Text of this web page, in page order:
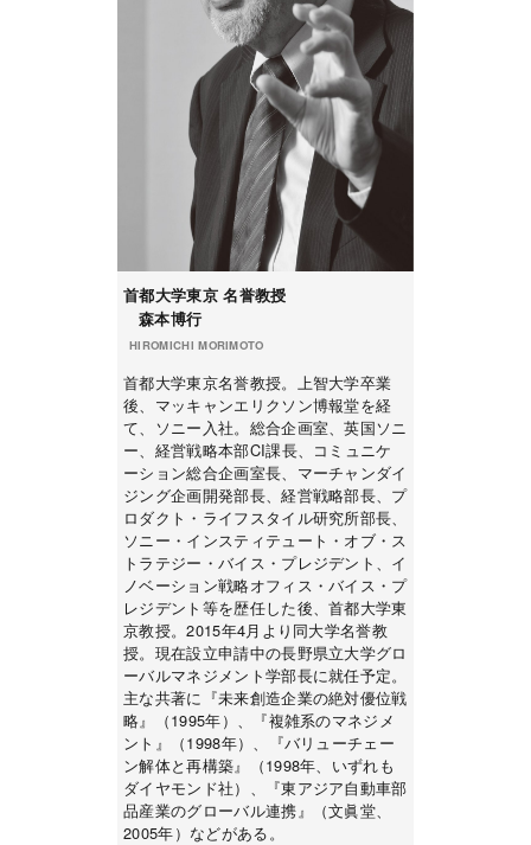
首都大学東京 名誉教授
森本博行
HIROMICHI MORIMOTO
首都大学東京名誉教授。上智大学卒業
後、マッキャンエリクソン博報堂を経
て、ソニー入社。総合企画室、英国ソニ
ー、経営戦略本部CI課長、コミュニケ
ーション総合企画室長、マーチャンダイ
ジング企画開発部長、経営戦略部長、プ
ロダクト・ライフスタイル研究所部長、
ソニー・インスティテュート・オブ・ス
トラテジー・バイス・プレジデント、イ
ノベーション戦略オフィス・バイス・プ
レジデント等を歴任した後、首都大学東
京教授。2015年4月より同大学名誉教
授。現在設立申請中の長野県立大学グロ
ーバルマネジメント学部長に就任予定。
主な共著に『未来創造企業の絶対優位戦
略』（1995年）、『複雑系のマネジメ
ント』（1998年）、『バリューチェー
ン解体と再構築』（1998年、いずれも
ダイヤモンド社）、『東アジア自動車部
品産業のグローバル連携』（文眞堂、
2005年）などがある。